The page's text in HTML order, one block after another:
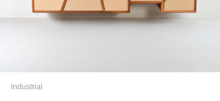
Industrial